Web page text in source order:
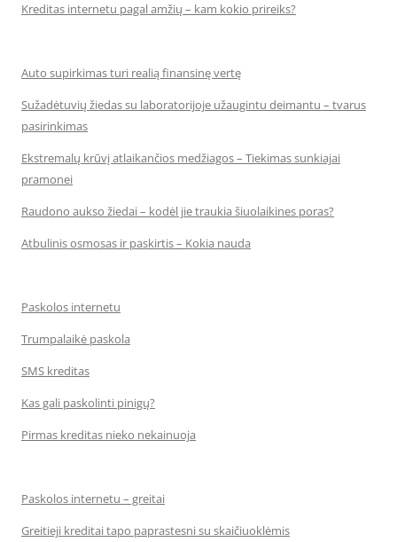
Kreditas internetu pagal amžių – kam kokio prireiks?
Auto supirkimas turi realią finansinę vertę
Sužadėtuvių žiedas su laboratorijoje užaugintu deimantu – tvarus
pasirinkimas
Ekstremalų krūvį atlaikančios medžiagos – Tiekimas sunkiajai
pramonei
Raudono aukso žiedai – kodėl jie traukia šiuolaikines poras?
Atbulinis osmosas ir paskirtis – Kokia nauda
Paskolos internetu
Trumpalaikė paskola
SMS kreditas
Kas gali paskolinti pinigų?
Pirmas kreditas nieko nekainuoja
Paskolos internetu – greitai
Greitieji kreditai tapo paprastesni su skaičiuoklėmis